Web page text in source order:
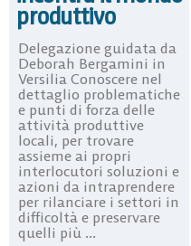
produttivo
Delegazione guidata da
Deborah Bergamini in
Versilia Conoscere nel
dettaglio problematiche
e punti di forza delle
attività produttive
locali, per trovare
assieme ai propri
interlocutori soluzioni e
azioni da intraprendere
per rilanciare i settori in
difficoltà e preservare
quelli più ...